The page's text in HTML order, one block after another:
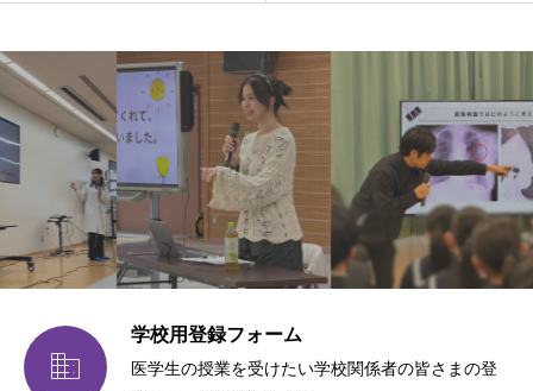

学校用登録フォーム
医学生の授業を受けたい学校関係者の皆さまの登